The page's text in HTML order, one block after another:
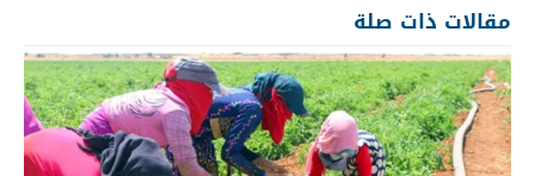
مقالات ذات صلة